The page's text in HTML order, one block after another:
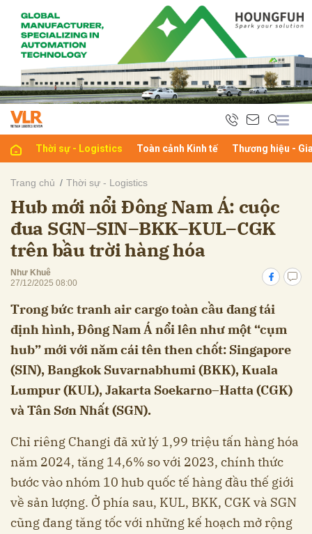
Thời sự - Logistics Toàn cảnh Kinh tế Thương hiệu -
Trang chủ Thời sự - Logistics
Hub mới nổi Đông Nam Á: cuộc
đua SGN–SIN–BKK–KUL–CGK
trên bầu trời hàng hóa
Như Khuê
27/12/2025 08:00
Trong bức tranh air cargo toàn cầu đang tái
định hình, Đông Nam Á nổi lên như một “cụm
hub” mới với năm cái tên then chốt: Singapore
(SIN), Bangkok Suvarnabhumi (BKK), Kuala
Lumpur (KUL), Jakarta Soekarno–Hatta (CGK)
và Tân Sơn Nhất (SGN).
Chỉ riêng Changi đã xử lý 1,99 triệu tấn hàng hóa
năm 2024, tăng 14,6% so với 2023, chính thức
bước vào nhóm 10 hub quốc tế hàng đầu thế giới
về sản lượng. Ở phía sau, KUL, BKK, CGK và SGN
cũng đang tăng tốc với những kế hoạch mở rộng
luận
Hủy